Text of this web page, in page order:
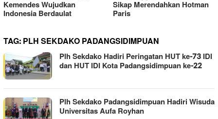
Kemendes Wujudkan
Indonesia Berdaulat
Sikap Merendahkan Hotman
Paris
TAG:PLH SEKDAKO PADANGSIDIMPUAN
Plh Sekdako Hadiri Peringatan HUT ke-73 IDI
dan HUT IDI Kota Padangsidimpuan ke-22
Plh Sekdako Padangsidimpuan Hadiri Wisuda
Universitas Aufa Royhan